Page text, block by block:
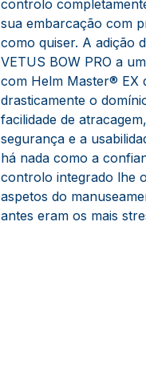
controlo
sua embarcação com
como quiser. A adição
VETUS BOW PRO a
com Helm Master® EX
drasticamente o
facilidade de
segurança e a
há nada como a
controlo integrado lhe
aspetos do
antes eram os mais